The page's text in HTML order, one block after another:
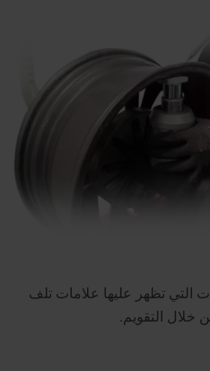
التي تظهر عليها علامات تلف
التقويم.